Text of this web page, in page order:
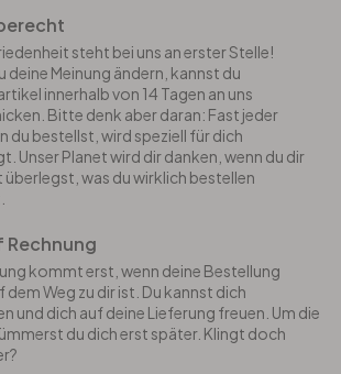
steht bei uns an erster Stelle!
deine Meinung ändern, kannst du
innerhalb von 14 Tagen an uns
Bitte denk aber daran: Fast jeder
du bestellst, wird speziell für dich
Unser Planet wird dir danken, wenn du dir
was du wirklich bestellen
Rechnung
kommt erst, wenn deine Bestellung
dem Weg zu dir ist. Du kannst dich
und dich auf deine Lieferung freuen. Um die
du dich erst später. Klingt doch